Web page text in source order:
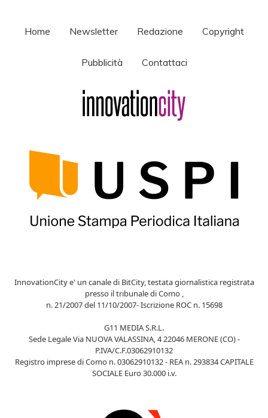
Home Newsletter Redazione Copyright
Pubblicità Contattaci
InnovationCity e' un canale di BitCity, testata giornalistica registrata
presso il tribunale di Como ,
n. 21/2007 del 11/10/2007- Iscrizione ROC n. 15698
G11 MEDIA S.R.L.
Sede Legale Via NUOVA VALASSINA, 4 22046 MERONE (CO) -
P.IVA/C.F.03062910132
Registro imprese di Como n. 03062910132 - REA n. 293834 CAPITALE
SOCIALE Euro 30.000 i.v.